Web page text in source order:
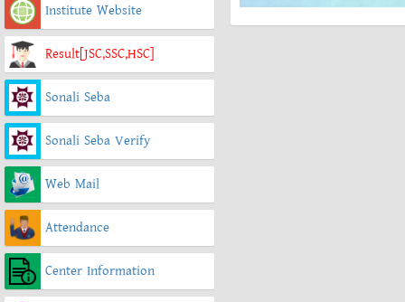
Institute Website
Result[JSC,SSC,HSC]
Sonali Seba
Sonali Seba Verify
Web Mail
Attendance
Center Information